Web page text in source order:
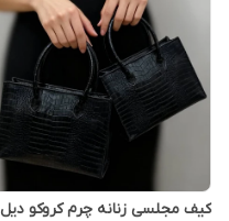
کیف مجلسی زنانه چرم کروکو دیل